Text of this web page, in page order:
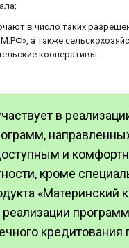
в число таких
а также
кооперативы.
в
и
кроме
«Материнский
реализации
кредитования